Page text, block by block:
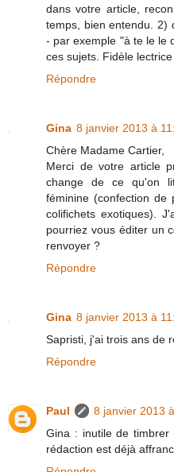
dans votre article,
temps, bien entendu. 2)
- par exemple "à te le le
ces sujets. Fidèle
Répondre
Gina 8 janvier 2013 à
Chère Madame Cartier,
Merci de votre article
change de ce qu'on
féminine (confection de
colifichets exotiques).
pourriez vous éditer un
renvoyer ?
Répondre
Gina 8 janvier 2013 à
Sapristi, j'ai trois ans de
Répondre
Paul
8 janvier 2013
Gina : inutile de
rédaction est déjà